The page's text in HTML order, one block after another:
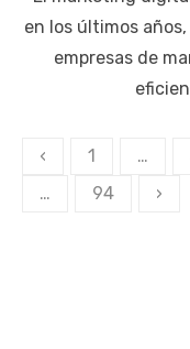
en los últimos
empresas de
Paginación
‹ 1 …
…
94 ›